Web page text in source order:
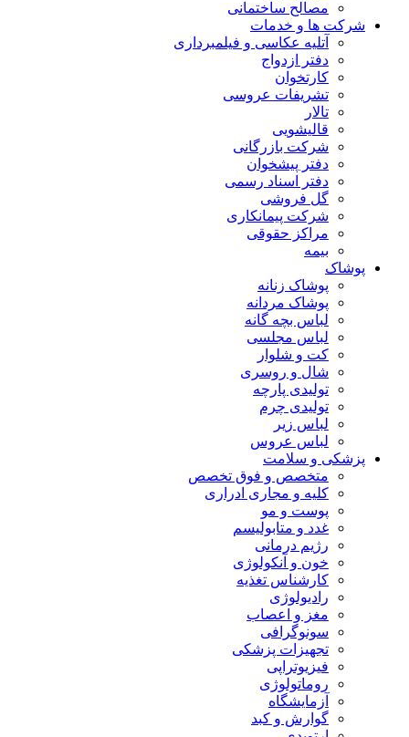
مصالح ساختمانی
شرکت ها و خدمات
آتلیه عکاسی و فیلمبرداری
دفتر ازدواج
کارتخوان
تشریفات عروسی
تالار
قالیشویی
شرکت بازرگانی
دفتر پیشخوان
دفتر اسناد رسمی
گل فروشی
شرکت پیمانکاری
مراکز حقوقی
بیمه
پوشاک
پوشاک زنانه
پوشاک مردانه
لباس بچه گانه
لباس مجلسی
کت و شلوار
شال و روسری
تولیدی پارچه
تولیدی چرم
لباس زیر
لباس عروس
پزشکی و سلامت
متخصص و فوق تخصص
کلیه و مجاری ادراری
پوست و مو
غدد و متابولیسم
رژیم درمانی
خون و آنکولوژی
کارشناس تغذیه
رادیولوژی
مغز و اعصاب
سونوگرافی
تجهیزات پزشکی
فیزیوتراپی
روماتولوژی
آزمایشگاه
گوارش و کبد